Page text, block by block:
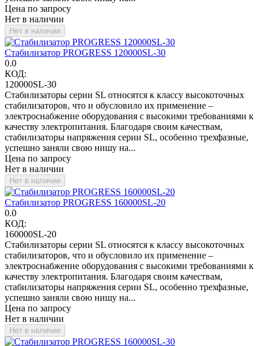
Цена по запросу
Нет в наличии
Нет в наличии
Стабилизатор PROGRESS 120000SL-30
0.0
КОД:
120000SL-30
Стабилизаторы серии SL относятся к класcу высокоточных
стабилизаторов, что и обусловило их применение –
электроснабжение оборудования с высокими требованиями к
качеству электропитания. Благодаря своим качествам,
стабилизаторы напряжения серии SL, особенно трехфазные,
успешно заняли свою нишу на...
Цена по запросу
Нет в наличии
Нет в наличии
Стабилизатор PROGRESS 160000SL-20
0.0
КОД:
160000SL-20
Стабилизаторы серии SL относятся к класcу высокоточных
стабилизаторов, что и обусловило их применение –
электроснабжение оборудования с высокими требованиями к
качеству электропитания. Благодаря своим качествам,
стабилизаторы напряжения серии SL, особенно трехфазные,
успешно заняли свою нишу на...
Цена по запросу
Нет в наличии
Нет в наличии